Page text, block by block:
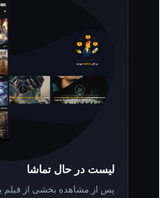
لیست در حال تماشا
پس از مشاهده بخشی از فیلم یا سریال، از